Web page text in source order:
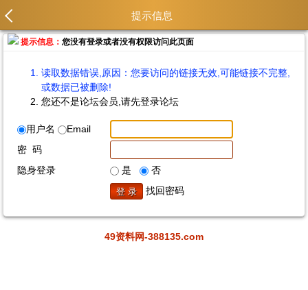
提示信息
提示信息：您没有登录或者没有权限访问此页面
读取数据错误,原因：您要访问的链接无效,可能链接不完整,
或数据已被删除!
您还不是论坛会员,请先登录论坛
用户名
Email
密 码
隐身登录
是
否
找回密码
49资料网-388135.com